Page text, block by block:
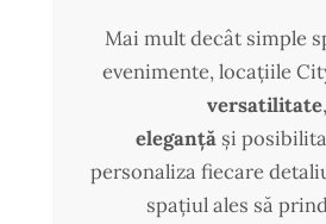
Mai mult decât simple
evenimente, locațiile
versatilitate,
eleganțăși
personaliza fiecare
spațiul ales să